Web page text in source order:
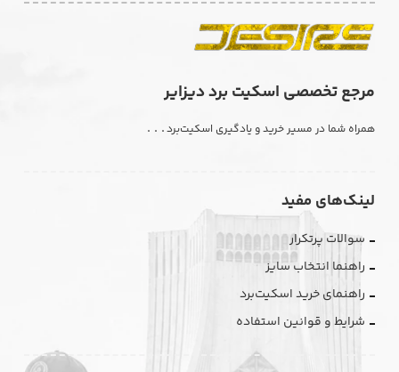
مرجع تخصصی اسکیت برد دیزایر
همراه شما در مسیر خرید و یادگیری اسکیت‌برد. . .
لینک‌های مفید
سوالات پرتکرار
راهنما انتخاب سایز
راهنمای خرید اسکیت‌برد
شرایط و قوانین استفاده